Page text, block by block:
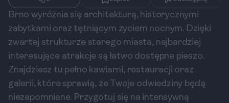
Brno wyróżnia się architekturą, historycznymi
zabytkami oraz tętniącym życiem nocnym. Dzięki
zwartej strukturze starego miasta, najbardziej
interesujące atrakcje są łatwo dostępne pieszo.
Znajdziesz tu pełno kawiarni, restauracji oraz
galerii, które sprawią, że Twoje odwiedziny będą
niezapomniane. Przygotuj się na intensywną